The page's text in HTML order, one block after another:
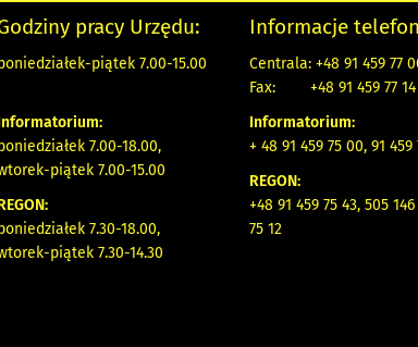
pracy Urzędu:
piątek 7.00-15.00
7.00-18.00,
piątek 7.00-15.00
7.30-18.00,
piątek 7.30-14.30
Informacje
Centrala: +48 91 459 77
Fax:
+48 91 459 77 14
Informatorium:
+ 48 91 459 75 00, 91 459
REGON:
+48 91 459 75 43, 505
75 12